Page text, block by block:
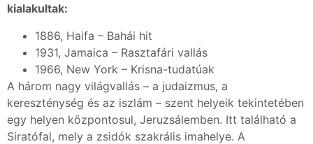
kialakultak:
1886, Haifa – Bahái hit
1931, Jamaica – Rasztafári vallás
1966, New York – Krisna-tudatúak
A három nagy világvallás – a judaizmus, a
kereszténység és az iszlám – szent helyeik tekintetében
egy helyen központosul, Jeruzsálemben. Itt található a
Siratófal, mely a zsidók szakrális imahelye. A